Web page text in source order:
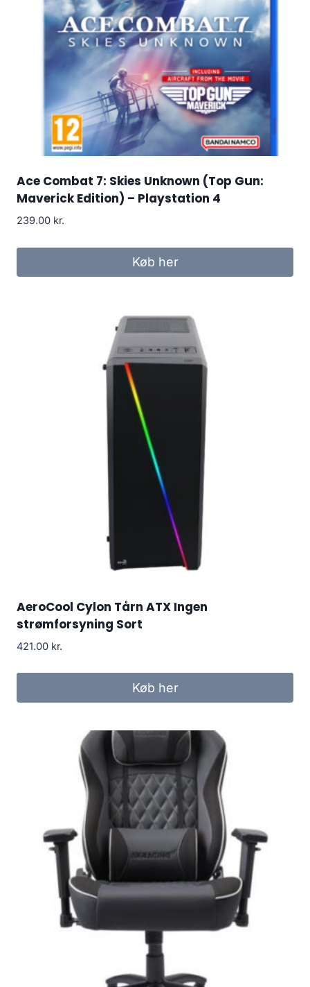
Ace Combat 7: Skies Unknown (Top Gun:
Maverick Edition) – Playstation 4
239.00 kr.
Køb her
AeroCool Cylon Tårn ATX Ingen
strømforsyning Sort
421.00 kr.
Køb her